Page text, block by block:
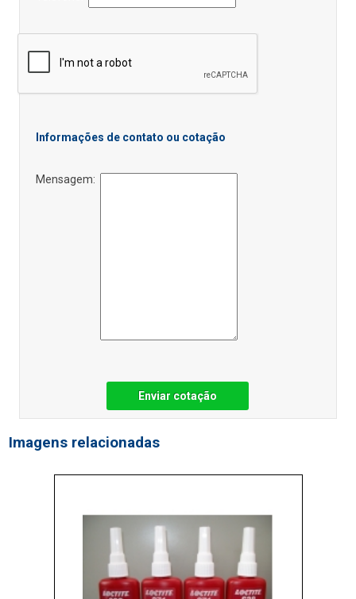
Informações de contato ou cotação
Mensagem:
Enviar cotação
Imagens relacionadas